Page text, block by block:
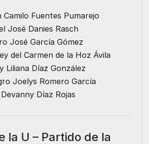
Camilo Fuentes Pumarejo
José Danies Rasch
José García Gómez
del Carmen de la Hoz Ávila
Liliana Díaz González
Joelys Romero García
Díaz Rojas
la U – Partido de la